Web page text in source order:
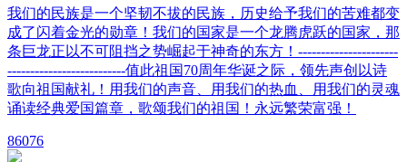
我们的民族是一个坚韧不拔的民族，历史给予我们的苦难都变
成了闪着金光的勋章！我们的国家是一个龙腾虎跃的国家，那
条巨龙正以不可阻挡之势崛起于神奇的东方！----------------------
--------------------------值此祖国70周年华诞之际，领先声创以诗
歌向祖国献礼！用我们的声音、用我们的热血、用我们的灵魂
诵读经典爱国篇章，歌颂我们的祖国！永远繁荣富强！
86076